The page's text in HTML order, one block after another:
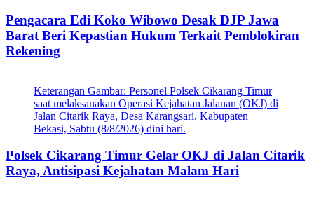
Pengacara Edi Koko Wibowo Desak DJP Jawa
Barat Beri Kepastian Hukum Terkait Pemblokiran
Rekening
Keterangan Gambar: Personel Polsek Cikarang Timur
saat melaksanakan Operasi Kejahatan Jalanan (OKJ) di
Jalan Citarik Raya, Desa Karangsari, Kabupaten
Bekasi, Sabtu (8/8/2026) dini hari.
Polsek Cikarang Timur Gelar OKJ di Jalan Citarik
Raya, Antisipasi Kejahatan Malam Hari